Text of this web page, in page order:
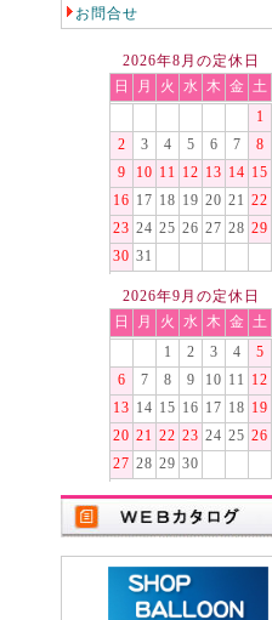
お問合せ
2026年8月の定休日
日
月 火 水 木 金
土
1
2
3 4 5 6 7
8
9
10 11 12 13 14 15
16 17 18 19 20 21 22
23 24 25 26 27 28 29
30 31
2026年9月の定休日
日
月 火 水 木 金
土
1
2 3 4
5
6
7 8 9 10 11
12
13 14 15 16 17 18 19
20 21 22 23 24 25 26
27 28 29 30